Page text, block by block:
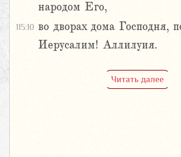
народом Его,
115:10 во дворах дома Господня,
Иерусалим! Аллилуия.
Читать далее